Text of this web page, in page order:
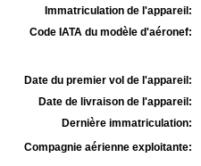
Immatriculation de l'appareil:
Code IATA du modèle d'aéronef:
Date du premier vol de l'appareil:
Date de livraison de l'appareil:
Dernière immatriculation:
Compagnie aérienne exploitante: